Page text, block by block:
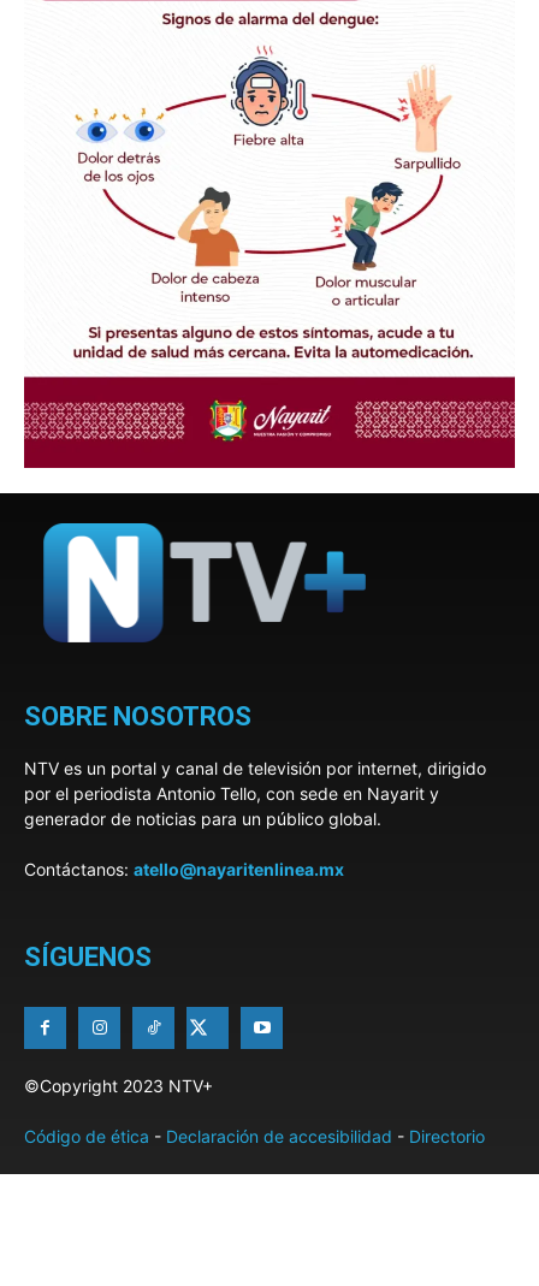
SOBRE NOSOTROS
NTV es un portal y canal de televisión por internet, dirigido
por el periodista Antonio Tello, con sede en Nayarit y
generador de noticias para un público global.
Contáctanos: atello@nayaritenlinea.mx
SÍGUENOS
©Copyright 2023 NTV+
Código de ética - Declaración de accesibilidad - Directorio